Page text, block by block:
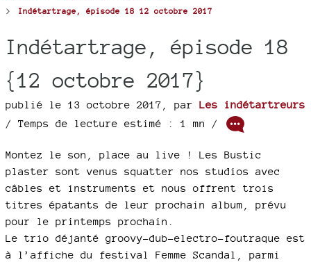
> Indétartrage, épisode 18 12 octobre 2017
Indétartrage, épisode 18
{12 octobre 2017}
publié le 13 octobre 2017 par Les indétartreurs
/ Temps de lecture estimé : 1 mn /
Montez le son, place au live ! Les Bustic
plaster sont venus squatter nos studios avec
câbles et instruments et nous offrent trois
titres épatants de leur prochain album, prévu
pour le printemps prochain.
Le trio déjanté groovy-dub-electro-foutraque est
à l’affiche du festival Femme Scandal, parmi